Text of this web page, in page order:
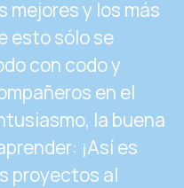
mejores y los más
esto sólo se
con codo y
en el
la buena
¡Así es
proyectos al